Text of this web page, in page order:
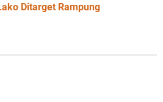
Ditarget Rampung